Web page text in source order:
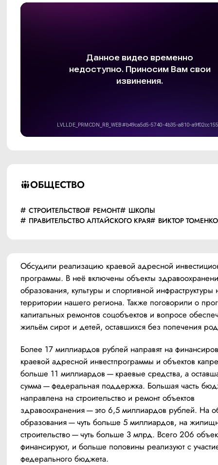
ОБЩЕСТВО
СТРОИТЕЛЬСТВО РЕМОНТ
ШКОЛЫ
ПРАВИТЕЛЬСТВО АЛТАЙСКОГО КРАЯ
ВИКТОР ТОМЕНКО
Обсудили реализацию краевой адресной
программы. В неё включены объекты
образования, культуры и спортивной инфраструктуры
территории нашего региона. Также поговорили о
капитальных ремонтов соцобъектов и вопросе
жильём сирот и детей, оставшихся без попечения
Более 17 миллиардов рублей направят на
краевой адресной инвестпрограммы и объектов
больше 11 миллиардов — краевые средства, а
сумма — федеральная поддержка. Большая часть
направлена на строительство и ремонт объектов
здравоохранения — это 6,5 миллиардов рублей. На
образования — чуть больше 5 миллиардов, на
строительство — чуть больше 3 млрд. Всего 206
финансируют, и больше половины реализуют с
федерального бюджета.